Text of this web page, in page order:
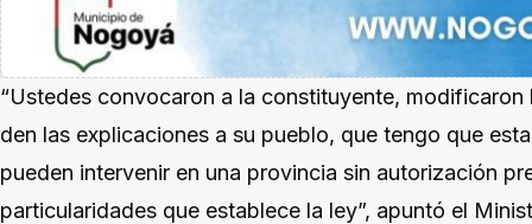
“Ustedes convocaron a la constituyente,
den las explicaciones a su pueblo, que tengo que
pueden intervenir en una provincia sin autorización
particularidades que establece la ley”, apuntó el